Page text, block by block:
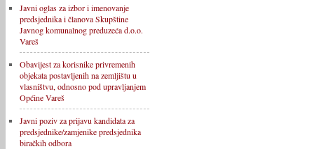
Javni oglas za izbor i imenovanje
predsjednika i članova Skupštine
Javnog komunalnog preduzeća d.o.o.
Vareš
Obavijest za korisnike privremenih
objekata postavljenih na zemljištu u
vlasništvu, odnosno pod upravljanjem
Općine Vareš
Javni poziv za prijavu kandidata za
predsjednike/zamjenike predsjednika
biračkih odbora